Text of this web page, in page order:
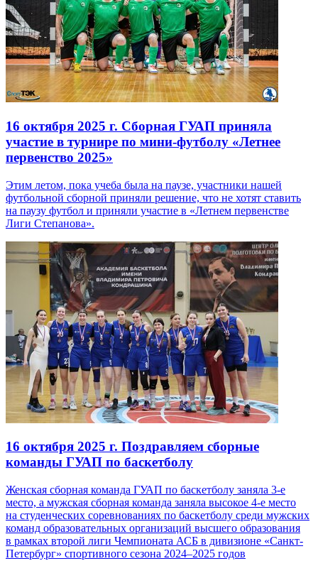
16 октября 2025 г. Сборная ГУАП приняла
участие в турнире по мини-футболу «Летнее
первенство 2025»
Этим летом, пока учеба была на паузе, участники нашей
футбольной сборной приняли решение, что не хотят ставить
на паузу футбол и приняли участие в «Летнем первенстве
Лиги Степанова».
16 октября 2025 г. Поздравляем сборные
команды ГУАП по баскетболу
Женская сборная команда ГУАП по баскетболу заняла 3-е
место, а мужская сборная команда заняла высокое 4-е место
на студенческих соревнованиях по баскетболу среди мужских
команд образовательных организаций высшего образования
в рамках второй лиги Чемпионата АСБ в дивизионе «Санкт-
Петербург» спортивного сезона 2024–2025 годов